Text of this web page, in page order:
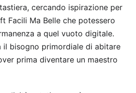
cercando ispirazione per
Facili Ma Belle che potessero
a quel vuoto digitale.
il bisogno primordiale di abitare
prima diventare un maestro